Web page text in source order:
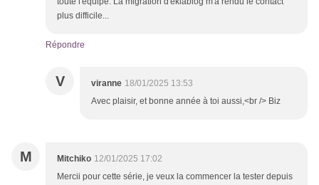
plus difficile...
Répondre
V viranne 18/01/2025 13:53
Avec plaisir, et bonne année à toi aussi,<br /> Biz
M Mitchiko 12/01/2025 17:02
Mercii pour cette série, je veux la commencer la tester depuis